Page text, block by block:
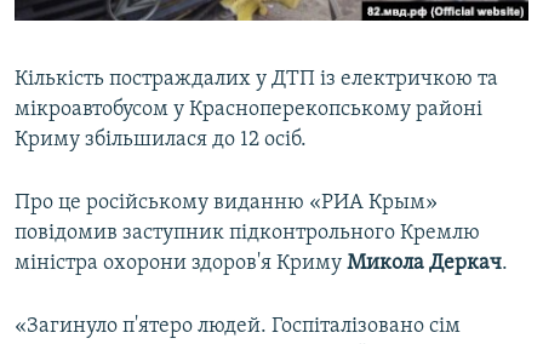
УКРАЇНСЬКА ПРОБЛЕМА КРИМУ
Кількість постраждалих у ДТП із електричкою та
мікроавтобусом у Красноперекопському районі
Криму збільшилася до 12 осіб.
Про це російському виданню «РИА Крым»
повідомив заступник підконтрольного Кремлю
міністра охорони здоров'я Криму Микола Деркач.
«Загинуло п'ятеро людей. Госпіталізовано сім